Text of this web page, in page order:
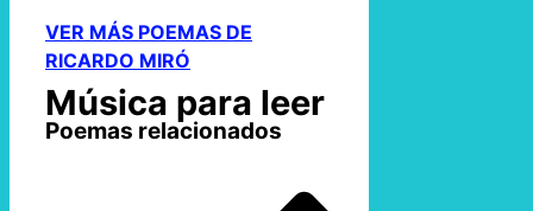
VER MÁS POEMAS DE
RICARDO MIRÓ
Música para leer
Poemas relacionados